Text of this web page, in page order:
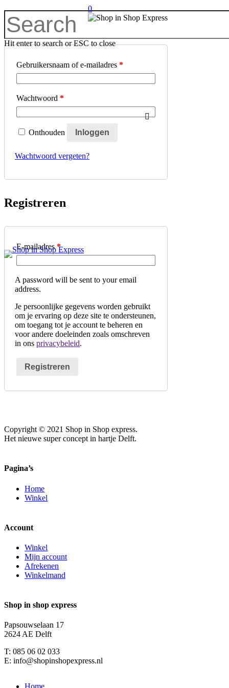
Hit enter to search or ESC to close
0
Inloggen
Gebruikersnaam of e-mailadres *
Wachtwoord *
Onthouden Inloggen
Wachtwoord vergeten?
Registreren
E-mailadres*
A password will be sent to your email
address.
Je persoonlijke gegevens worden gebruikt
om je ervaring op deze site te ondersteunen,
om toegang tot je account te beheren en
voor andere doeleinden zoals omschreven
in ons privacybeleid.
Registreren
Copyright © 2021 Shop in Shop express.
Het nieuwe super concept in hartje Delft.
Pagina’s
Home
Winkel
Account
Winkel
Mijn account
Afrekenen
Winkelmand
Shop in shop express
Papsouwselaan 17
2624 AE Delft
T: 085 06 02 033
E: info@shopinshopexpress.nl